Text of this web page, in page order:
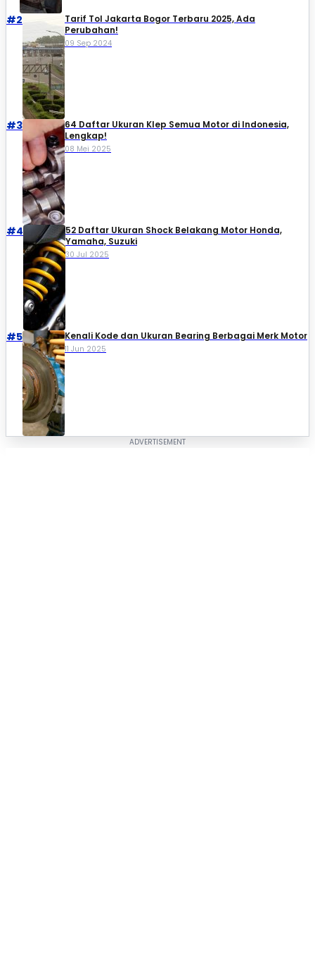
#2
Tarif Tol Jakarta Bogor Terbaru 2025, Ada
Perubahan!
09 Sep 2024
#3
64 Daftar Ukuran Klep Semua Motor di Indonesia,
Lengkap!
08 Mei 2025
#4
52 Daftar Ukuran Shock Belakang Motor Honda,
Yamaha, Suzuki​
30 Jul 2025
#5 Kenali Kode dan Ukuran Bearing Berbagai Merk Motor
11 Jun 2025